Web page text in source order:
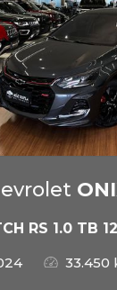
RS 1.0 TB
33.450